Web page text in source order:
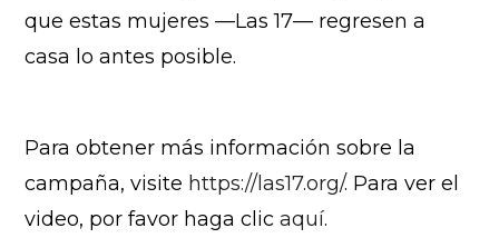
que estas mujeres —Las 17— regresen a
casa lo antes posible.
Para obtener más información sobre la
campaña, visite https://las17.org/. Para ver el
video, por favor haga clicaquí.